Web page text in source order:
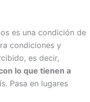
es una condición de
condiciones y
es decir,
lo que tienen a
Pasa en lugares